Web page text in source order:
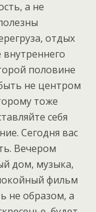
а не
отдых
половине
не центром
тоже
себя
Сегодня вас
Вечером
дом, музыка,
фильм
не образом, а